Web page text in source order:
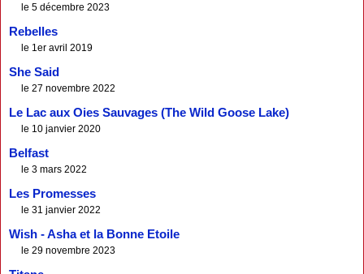
le 5 décembre 2023
Rebelles
le 1er avril 2019
She Said
le 27 novembre 2022
Le Lac aux Oies Sauvages (The Wild Goose Lake)
le 10 janvier 2020
Belfast
le 3 mars 2022
Les Promesses
le 31 janvier 2022
Wish - Asha et la Bonne Etoile
le 29 novembre 2023